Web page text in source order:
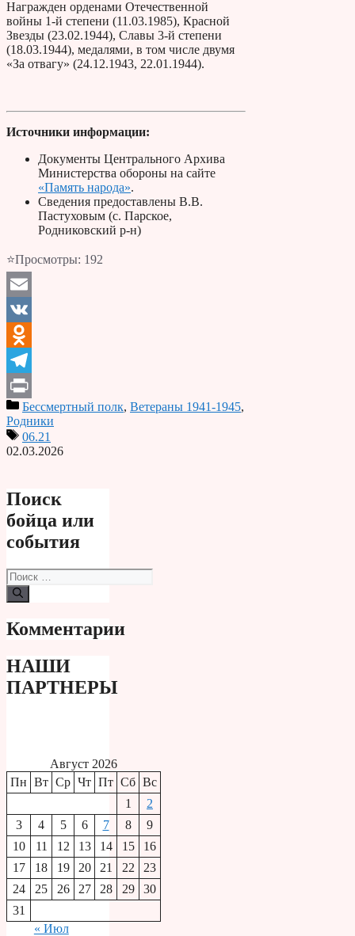
Награжден орденами Отечественной
войны 1-й степени (11.03.1985), Красной
Звезды (23.02.1944), Славы 3-й степени
(18.03.1944), медалями, в том числе двумя
«За отвагу» (24.12.1943, 22.01.1944).
Источники информации:
Документы Центрального Архива
Министерства обороны на сайте
«Память народа».
Сведения предоставлены В.В.
Пастуховым (с. Парское,
Родниковский р-н)
⭐Просмотры: 192
Email
VK
Odnoklassniki
Telegram
PrintБессмертный полк, Ветераны 1941-1945,
Родники
06.21
02.03.2026
Поиск
бойца или
события
Поиск:
Комментарии
НАШИ
ПАРТНЕРЫ
Август 2026
Пн Вт Ср Чт Пт Сб Вс
1
2
3
4 5 6 7 8
9
10
11 12 13 14 15
16
17
18 19 20 21 22
23
24
25 26 27 28 29
30
31
« Июл